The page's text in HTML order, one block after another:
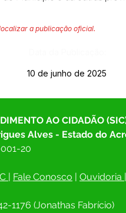
a publicação oficial.
10 de junho de 2025
AO CIDADÃO
Alves - Estado do
20
| Fale Conosco | Ouvidoria |
1176 (Jonathas Fabrício)